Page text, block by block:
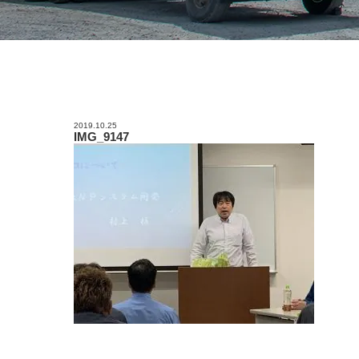
2019.10.25
IMG_9147